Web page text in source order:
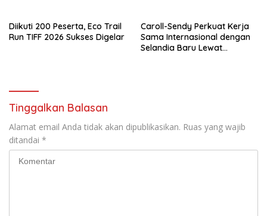
Diikuti 200 Peserta, Eco Trail
Run TIFF 2026 Sukses Digelar
Caroll-Sendy Perkuat Kerja
Sama Internasional dengan
Selandia Baru Lewat
Tinggalkan Balasan
Alamat email Anda tidak akan dipublikasikan. Ruas yang wajib
ditandai *